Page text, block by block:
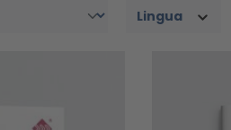
Lingua